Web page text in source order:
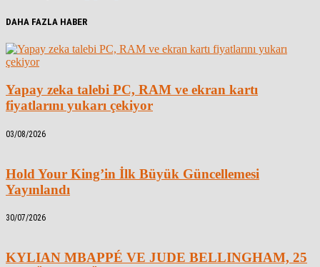
DAHA FAZLA HABER
Yapay zeka talebi PC, RAM ve ekran kartı
fiyatlarını yukarı çekiyor
03/08/2026
Hold Your King’in İlk Büyük Güncellemesi
Yayınlandı
30/07/2026
KYLIAN MBAPPÉ VE JUDE BELLINGHAM, 25